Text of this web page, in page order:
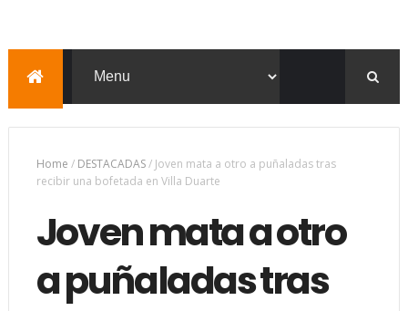
Home / DESTACADAS/ Joven mata a otro a puñaladas tras
recibir una bofetada en Villa Duarte
Joven mata a otro
a puñaladas tras